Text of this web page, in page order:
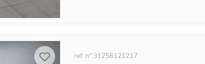
ref. n° 31256121217